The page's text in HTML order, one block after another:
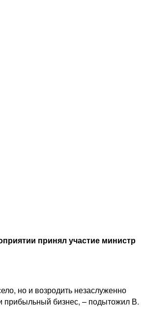
принял участие министр
но и возродить незаслуженно
прибыльный бизнес, – подытожил В.